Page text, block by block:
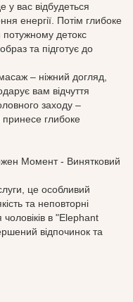
у вас відбудеться
енергії. Потім глибоке
потужному детокс
та підготує до
– ніжний догляд,
вам відчуття
заходу –
принесе глибоке
Момент - Винятковий
це особливий
та неповторні
в "Elephant
відпочинок та